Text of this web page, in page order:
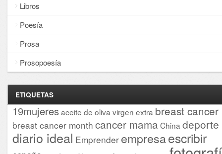
Libros
Poesía
Prosa
Prosopoesía
ETIQUETAS
19mujeresaceite de oliva virgen extra breast cancer
breast cancer month cancer mama China deporte
diario ideal Emprender empresaescribir